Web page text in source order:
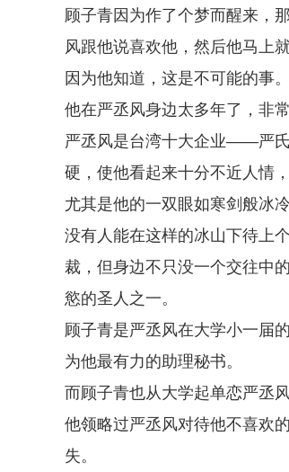
顾子青因为作了个梦而醒来，
风跟他说喜欢他，然后他马上
因为他知道，这是不可能的事。
他在严丞风身边太多年了，非
严丞风是台湾十大企业——严
硬，使他看起来十分不近人情
尤其是他的一双眼如寒剑般冰
没有人能在这样的冰山下待上
裁，但身边不只没一个交往中
慾的圣人之一。
顾子青是严丞风在大学小一届
为他最有力的助理秘书。
而顾子青也从大学起单恋严丞
他领略过严丞风对待他不喜欢
失。